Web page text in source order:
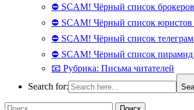
⛔ SCAM! Чёрный список
⛔ SCAM! Чёрный список
⛔ SCAM! Чёрный список
⛔ SCAM! Чёрный список
📧 Рубрика: Письма читателей
Search for: